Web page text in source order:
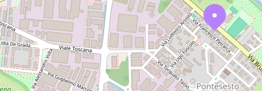
Loading Maps